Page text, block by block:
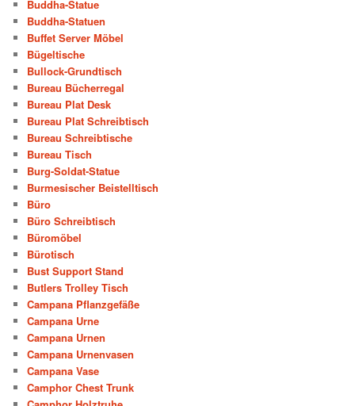
Buddha-Statue
Buddha-Statuen
Buffet Server Möbel
Bügeltische
Bullock-Grundtisch
Bureau Bücherregal
Bureau Plat Desk
Bureau Plat Schreibtisch
Bureau Schreibtische
Bureau Tisch
Burg-Soldat-Statue
Burmesischer Beistelltisch
Büro
Büro Schreibtisch
Büromöbel
Bürotisch
Bust Support Stand
Butlers Trolley Tisch
Campana Pflanzgefäße
Campana Urne
Campana Urnen
Campana Urnenvasen
Campana Vase
Camphor Chest Trunk